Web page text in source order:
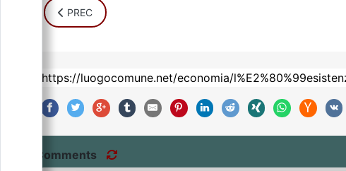
ARTICOLO PRECEDENTE: IL CONTANTE ENTRA NELLA
PREC
Comments